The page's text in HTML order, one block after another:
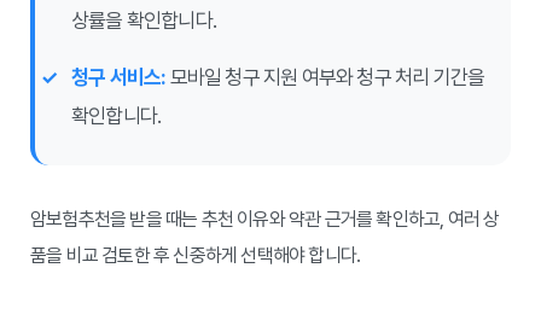
상률을 확인합니다.
청구 서비스: 모바일 청구 지원 여부와 청구 처리 기간을
확인합니다.
암보험추천을 받을 때는 추천 이유와 약관 근거를 확인하고, 여러 상
품을 비교 검토한 후 신중하게 선택해야 합니다.